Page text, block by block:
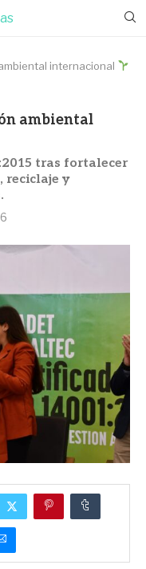
internacional
ambiental
tras fortalecer
reciclaje y